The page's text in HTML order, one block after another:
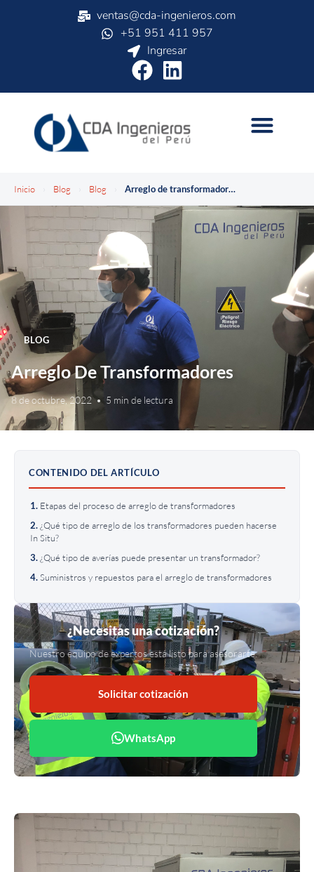
ventas@cda-ingenieros.com
+51 951 411 957
Ingresar
Inicio Blog Blog Arreglo de transformadores
BLOG
Arreglo De Transformadores
8 de octubre, 2022 • 5 min de lectura
CONTENIDO DEL ARTÍCULO
Etapas del proceso de arreglo de transformadores
¿Qué tipo de arreglo de los transformadores pueden hacerse
In Situ?
¿Qué tipo de averías puede presentar un transformador?
Suministros y repuestos para el arreglo de transformadores
¿Necesitas una cotización?
Nuestro equipo de expertos está listo para asesorarte.
Solicitar cotización
WhatsApp